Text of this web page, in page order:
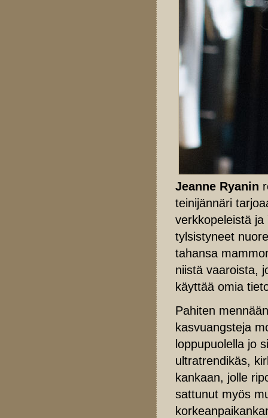
Jeanne Ryanin
teinijännäri
verkkopeleistä ja
tylsistyneet
tahansa
niistä vaaroista,
käyttää omia
Pahiten
kasvuangsteja
loppupuolella jo
ultratrendikäs,
kankaan, jolle
sattunut myös